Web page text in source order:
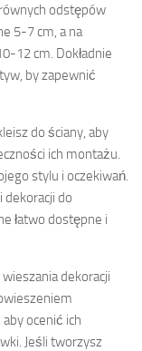
odstępów
5-7 cm, a na
12 cm. Dokładnie
by zapewnić
do ściany, aby
ich montażu.
stylu i oczekiwań.
do
łatwo dostępne i
dekoracji
ocenić ich
Jeśli tworzysz